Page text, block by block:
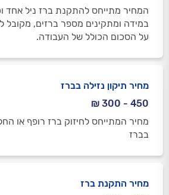
המחיר מתייחס להתקנת ברז ניל אחד
במידה ומתקינים מספר ברזים,
על הסכום הכולל של העבודה.
מחיר תיקון נזילה בברז
450 - 300 ₪
מחיר המתייחס לחיזוק ברז רופף או
בברז
מחיר התקנת ברז